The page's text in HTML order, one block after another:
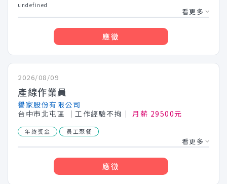
undefined
看更多
應徵
2026/08/09
產線作業員
譽家股份有限公司
台中市北屯區
│工作經驗不拘│ 月薪 29500元
年終獎金 員工聚餐
看更多
應徵